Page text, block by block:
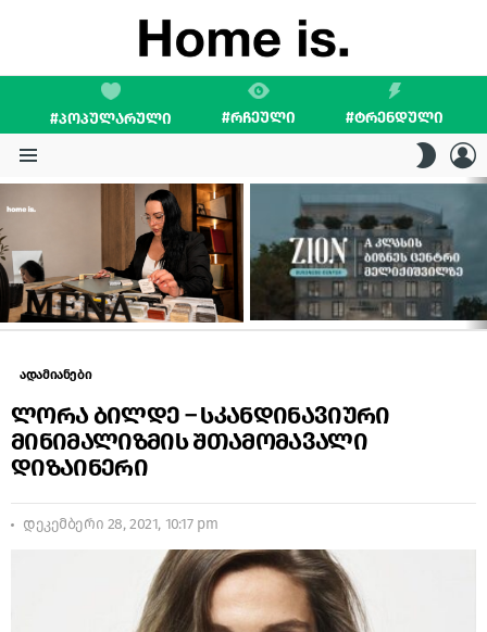
#ᲞᲝᲞᲣᲚᲐᲠᲣᲚᲘ #ᲠᲩᲔᲣᲚᲘ #ᲢᲠᲔᲜᲓᲣᲚᲘ
SKIN
STORIES
ადამიანები
ლორა ბილდე – სკანდინავიური
მინიმალიზმის შთამომავალი
დიზაინერი
დეკემბერი 28, 2021, 10:17 pm